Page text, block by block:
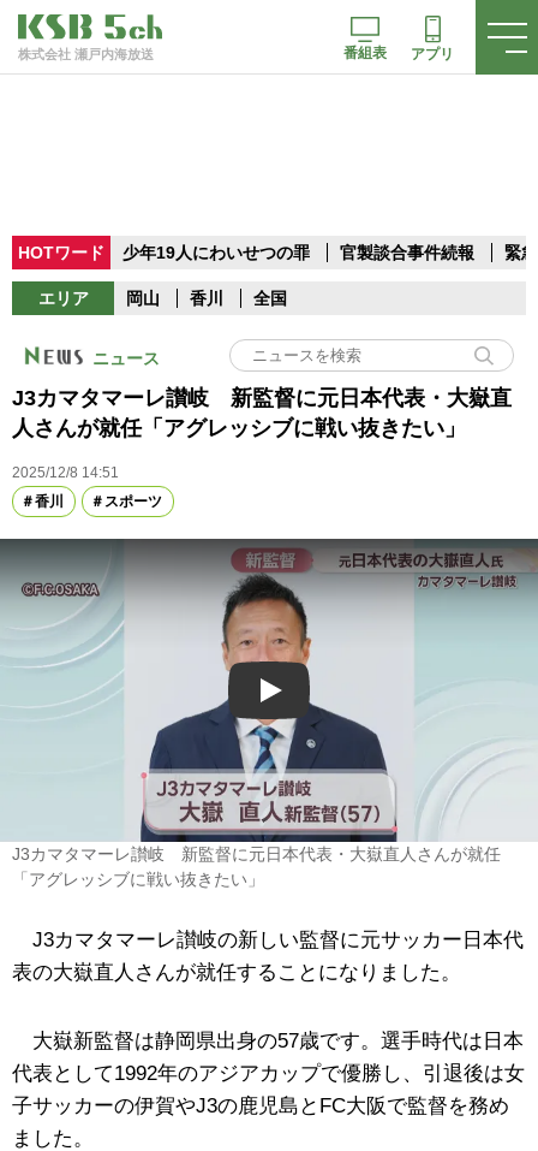
株式会社 瀬戸内海放送 番組表 アプリ
HOTワード 少年19人にわいせつの罪 官製談合事件続報 緊
エリア 岡山 香川 全国
ニュース
J3カマタマーレ讃岐 新監督に元日本代表・大嶽直
人さんが就任「アグレッシブに戦い抜きたい」
2025/12/8 14:51
香川
スポーツ
Play
J3カマタマーレ讃岐 新監督に元日本代表・大嶽直人さんが就任
「アグレッシブに戦い抜きたい」
J3カマタマーレ讃岐の新しい監督に元サッカー日本代
表の大嶽直人さんが就任することになりました。
大嶽新監督は静岡県出身の57歳です。選手時代は日本
代表として1992年のアジアカップで優勝し、引退後は女
子サッカーの伊賀やJ3の鹿児島とFC大阪で監督を務め
ました。